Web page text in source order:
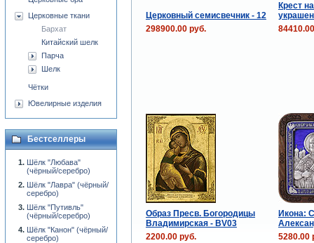
Церковный семисвечник - 12
Крест
298900.00 руб.
Образ Пресв. Богородицы
Владимирская - BV03
Икона:
2200.00 руб.
5280.00
Церковные ткани
Бархат
Китайский шелк
Парча
Шелк
Чётки
Ювелирные изделия
Бестселлеры
Шёлк "Любава"
(чёрный/серебро)
Шёлк "Лавра" (чёрный/
серебро)
Шёлк "Путивль"
(чёрный/серебро)
Шёлк "Канон" (чёрный/
серебро)